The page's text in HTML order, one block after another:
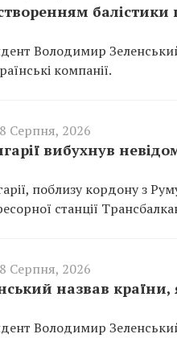
балістики
Володимир
компанії.
Серпня, 2026
вибухнув
поблизу кордону з
станції
Серпня, 2026
назвав
Володимир